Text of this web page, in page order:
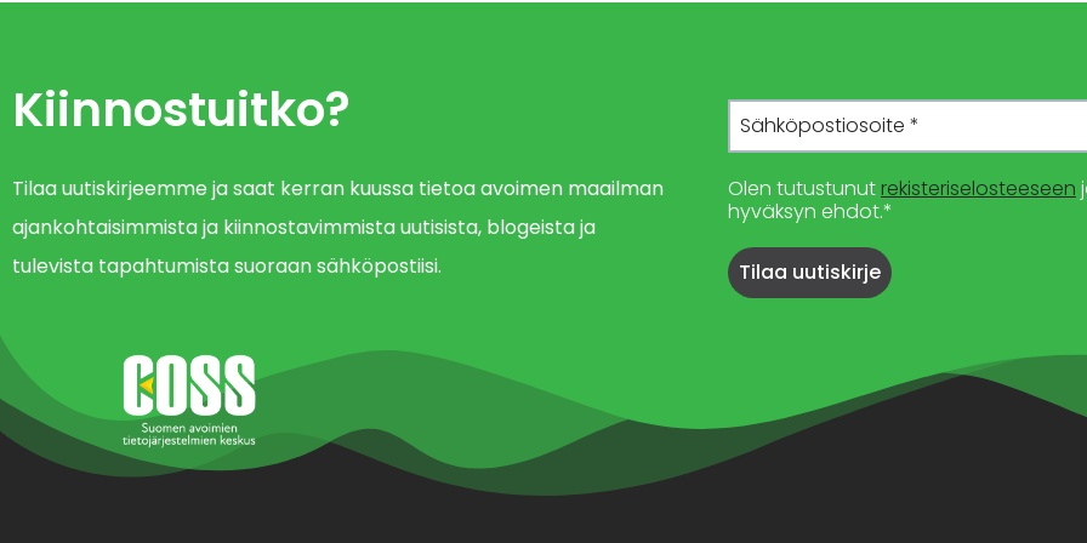
Kiinnostuitko?
Tilaa uutiskirjeemme ja saat kerran kuussa tietoa avoimen maailman
ajankohtaisimmista ja kiinnostavimmista uutisista, blogeista ja
tulevista tapahtumista suoraan sähköpostiisi.
Olen tutustunut rekisteriselosteeseen
hyväksyn ehdot.*